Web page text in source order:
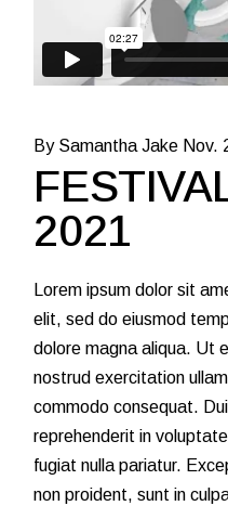
By Samantha Jake Nov.
2021
Lorem ipsum dolor sit
elit, sed do eiusmod
dolore magna aliqua. Ut
nostrud exercitation
commodo consequat.
reprehenderit in
fugiat nulla pariatur.
non proident, sunt in